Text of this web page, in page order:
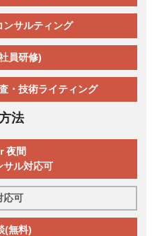
ンサルティング
員研修)
・技術ライティング
法
夜間
サル対応可
応可
(無料)